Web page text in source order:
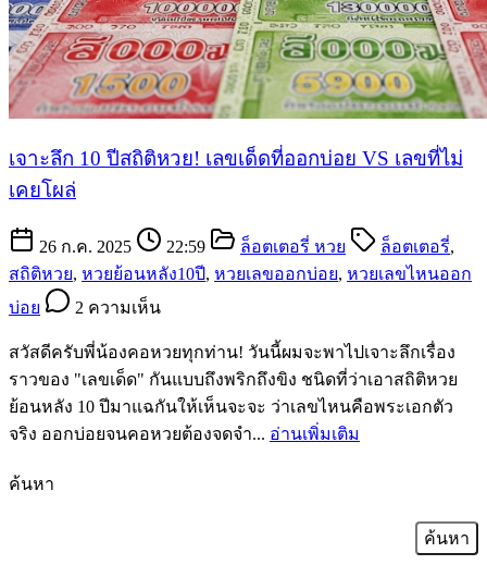
เจาะลึก 10 ปีสถิติหวย! เลขเด็ดที่ออกบ่อย VS เลขที่ไม่
เคยโผล่
26 ก.ค. 2025 22:59 ล็อตเตอรี่ หวย ล็อตเตอรี่,
สถิติหวย, หวยย้อนหลัง10ปี, หวยเลขออกบ่อย, หวยเลขไหนออก
บ่อย
2 ความเห็น
สวัสดีครับพี่น้องคอหวยทุกท่าน! วันนี้ผมจะพาไปเจาะลึกเรื่อง
ราวของ "เลขเด็ด" กันแบบถึงพริกถึงขิง ชนิดที่ว่าเอาสถิติหวย
ย้อนหลัง 10 ปีมาแฉกันให้เห็นจะจะ ว่าเลขไหนคือพระเอกตัว
จริง ออกบ่อยจนคอหวยต้องจดจำ... อ่านเพิ่มเติม
ค้นหา